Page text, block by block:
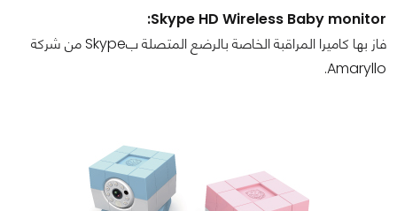
Skype HD Wireless Baby monitor:
فاز بها كاميرا المراقبة الخاصة بالرضع المتصلة بSkype من شركة
Amaryllo.